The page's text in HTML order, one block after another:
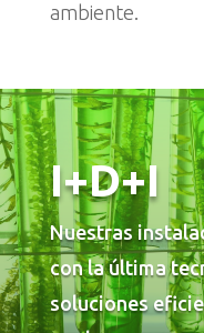
ambiente.
I+D+I
Nuestras
con la última
soluciones